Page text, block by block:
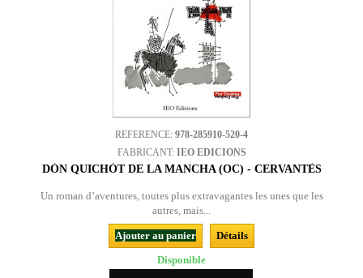
REFERENCE: 978-285910-520-4
FABRICANT: IEO EDICIONS
DÒN QUICHÒT DE LA MANCHA (OC) - CERVANTÈS
Un roman d’aventures, toutes plus extravagantes les unes que les
autres, mais...
Ajouter au panier
Détails
Disponible